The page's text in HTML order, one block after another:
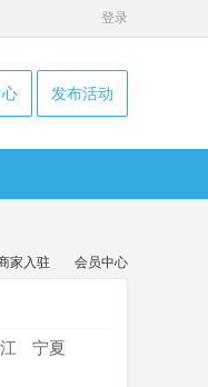
登录
发布活动
家入驻 会员中心
宁夏